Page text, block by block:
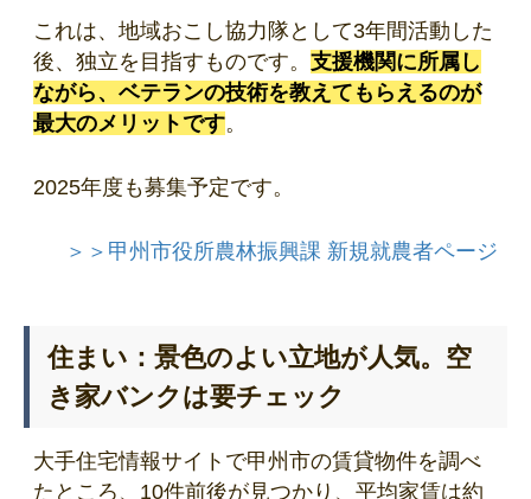
これは、地域おこし協力隊として3年間活動した
後、独立を目指すものです。 支援機関に所属し
ながら、ベテランの技術を教えてもらえるのが
最大のメリットです。
2025年度も募集予定です。
＞＞甲州市役所農林振興課 新規就農者ページ
住まい：景色のよい立地が人気。空
き家バンクは要チェック
大手住宅情報サイトで甲州市の賃貸物件を調べ
たところ、10件前後が見つかり、平均家賃は約